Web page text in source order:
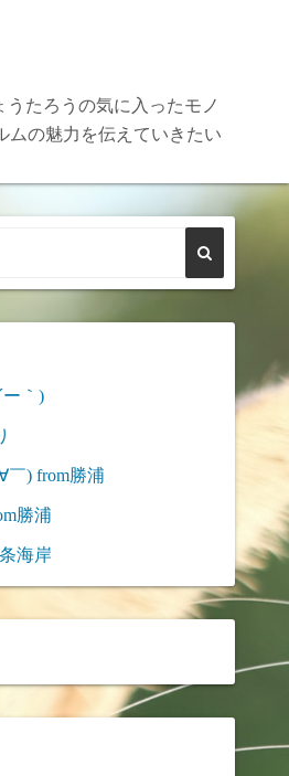
たろうの気に入ったモノ
ムの魅力を伝えていきたい
ー｀)
￣) from勝浦
勝浦
海岸